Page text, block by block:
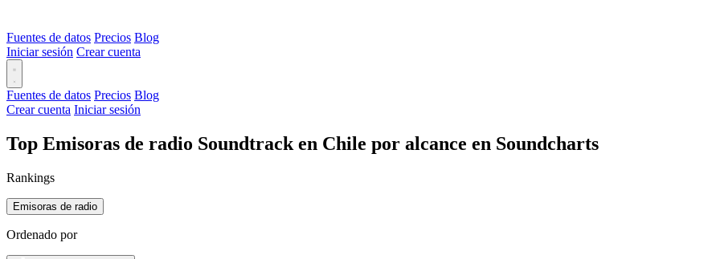
Fuentes de datos Precios Blog
Iniciar sesión Crear cuenta
Fuentes de datos Precios Blog
Crear cuenta Iniciar sesión
Top Emisoras de radio Soundtrack en Chile por alcance en Soundcharts
Rankings
Emisoras de radio
Ordenado por